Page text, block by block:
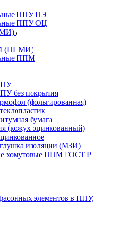
ППУ ПЭ
ППУ ОЦ
(ППМИ)
ППМ
без покрытия
(фольгированная)
бумага
(кожух оцинкованный)
изоляции (МЗИ)
хомутовые ППМ ГОСТ Р
элементов в ППУ,